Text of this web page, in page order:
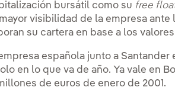
bursátil como su free
visibilidad de la empresa ante
su cartera en base a los
española junto a Santander
en lo que va de año. Ya vale en
de euros de enero de 2001.